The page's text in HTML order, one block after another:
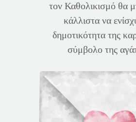
τον Καθολικισμό θα
κάλλιστα να
δημοτικότητα της
σύμβολο της